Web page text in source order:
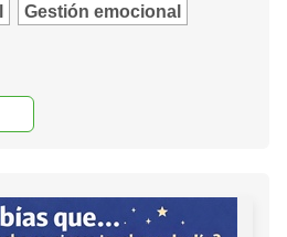
Gestión emocional